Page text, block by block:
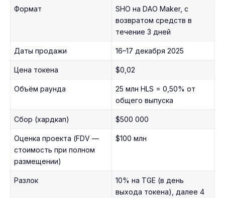
Формат
SHO на DAO Maker, с
возвратом средств в
течение 3 дней
Даты продажи 16–17 декабря 2025
Цена токена $0,02
Объём раунда
25 млн HLS = 0,50% от
общего выпуска
Сбор (хардкап) $500 000
Оценка проекта (FDV —
стоимость при полном
размещении)
$100 млн
Разлок
10% на TGE (в день
выхода токена), далее 4